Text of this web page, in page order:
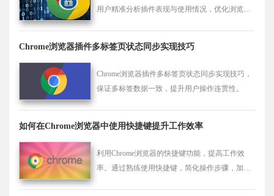
用户精准分析插件表现与使用情况，优化浏览器
Chrome浏览器插件多标签页状态同步实现技巧
Chrome浏览器插件多标签页状态同步实现技巧，
保证多标签数据一致，提升用户操作连贯性。
如何在Chrome浏览器中使用快捷键提升工作效率
利用Chrome浏览器的快捷键功能，提高工作效
率。通过熟练使用快捷键，简化操作步骤，加速